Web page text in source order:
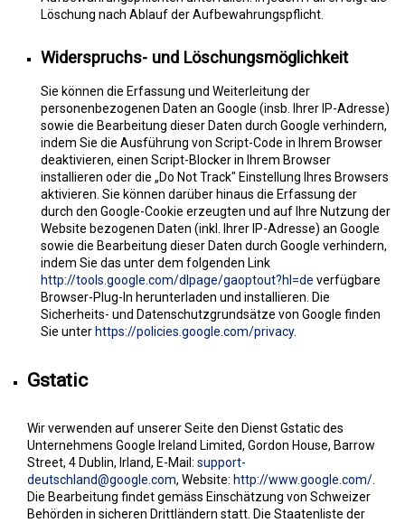
Löschung nach Ablauf der Aufbewahrungspflicht.
Widerspruchs- und Löschungsmöglichkeit
Sie können die Erfassung und Weiterleitung der
personenbezogenen Daten an Google (insb. Ihrer IP-Adresse)
sowie die Bearbeitung dieser Daten durch Google verhindern,
indem Sie die Ausführung von Script-Code in Ihrem Browser
deaktivieren, einen Script-Blocker in Ihrem Browser
installieren oder die „Do Not Track" Einstellung Ihres Browsers
aktivieren. Sie können darüber hinaus die Erfassung der
durch den Google-Cookie erzeugten und auf Ihre Nutzung der
Website bezogenen Daten (inkl. Ihrer IP-Adresse) an Google
sowie die Bearbeitung dieser Daten durch Google verhindern,
indem Sie das unter dem folgenden Link
http://tools.google.com/dlpage/gaoptout?hl=de verfügbare
Browser-Plug-In herunterladen und installieren. Die
Sicherheits- und Datenschutzgrundsätze von Google finden
Sie unter https://policies.google.com/privacy.
Gstatic
Wir verwenden auf unserer Seite den Dienst Gstatic des
Unternehmens Google Ireland Limited, Gordon House, Barrow
Street, 4 Dublin, Irland, E-Mail: support-
deutschland@google.com, Website: http://www.google.com/
Die Bearbeitung findet gemäss Einschätzung von Schweizer
Behörden in sicheren Drittländern statt. Die Staatenliste der